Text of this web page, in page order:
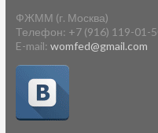
ФЖММ (г. Москва)
Телефон: +7 (916) 119-01-
E-mail: womfed@gmail.com